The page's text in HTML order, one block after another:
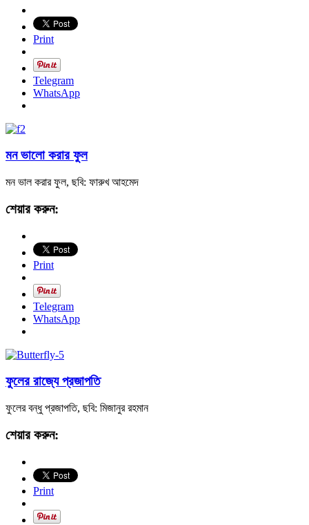
Print
Telegram
WhatsApp
মন ভালো করার ফুল
মন ভাল করার ফুল, ছবি: ফারুখ আহমেদ
শেয়ার করুন:
Print
Telegram
WhatsApp
ফুলের রাজ্যে প্রজাপতি
ফুলের বন্ধু প্রজাপতি, ছবি: মিজানুর রহমান
শেয়ার করুন:
Print